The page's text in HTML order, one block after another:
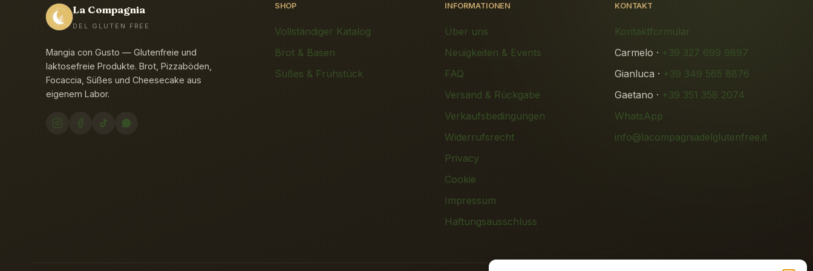
La Compagnia
DEL GLUTEN FREE
Mangia con Gusto — Glutenfreie und
laktosefreie Produkte. Brot, Pizzaböden,
Focaccia, Süßes und Cheesecake aus
eigenem Labor.
SHOP
Vollständiger Katalog
Brot & Basen
Süßes & Frühstück
INFORMATIONEN
Über uns
Neuigkeiten & Events
FAQ
Versand & Rückgabe
Verkaufsbedingungen
Widerrufsrecht
Privacy
Cookie
Impressum
Haftungsausschluss
KONTAKT
Kontaktformular
Carmelo · +39 327 699 9897
Gianluca · +39 349 565 8876
Gaetano · +39 351 358 2074
WhatsApp
info@lacompagniadelglutenfree.it